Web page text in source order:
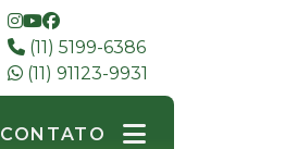
(11) 5199-6386
(11) 91123-9931
CONTATO